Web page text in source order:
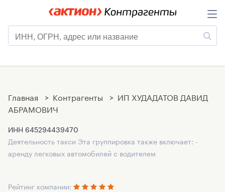
Главная > Контрагенты > ИП ХУДАДАТОВ ДАВИД
АБРАМОВИЧ
ИНН 645294439470
Деятельность такси Эта группировка также включает: -
аренду легковых автомобилей с водителем
Рейтинг компании: